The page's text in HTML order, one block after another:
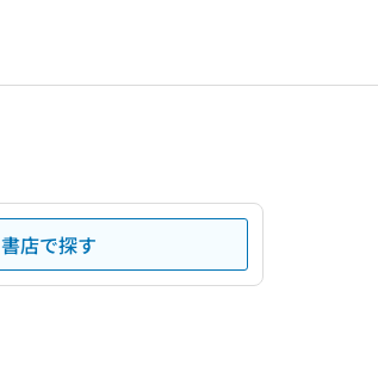
書店で探す